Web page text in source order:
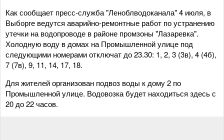
Как сообщает пресс-служба "Леноблводоканала" 4 июля, в
Выборге ведутся аварийно-ремонтные работ по устранению
утечки на водопроводе в районе промзоны "Лазаревка".
Холодную воду в домах на Промышленной улице под
следующими номерами отключат до 23.30: 1, 2, 3 (3в), 4 (4б),
7 (7в), 9, 11, 14, 17, 18.
Для жителей организован подвоз воды к дому 2 по
Промышленной улице. Водовозка будет находиться здесь с
20 до 22 часов.